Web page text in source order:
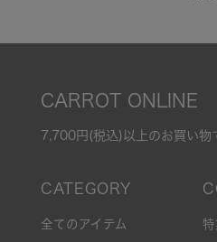
CARROT ONLINE
7,700円(税込)以上のお買い物
全てのアイテム